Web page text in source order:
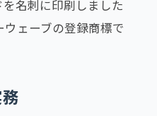
を名刺に印刷しました
ェーブの登録商標で